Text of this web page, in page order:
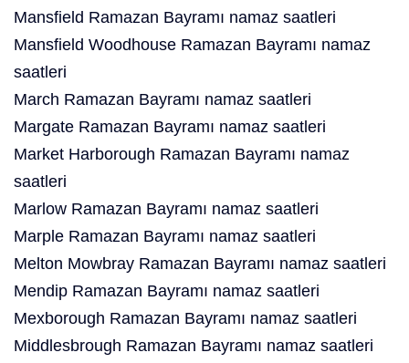
Mansfield Ramazan Bayramı namaz saatleri
Mansfield Woodhouse Ramazan Bayramı namaz
saatleri
March Ramazan Bayramı namaz saatleri
Margate Ramazan Bayramı namaz saatleri
Market Harborough Ramazan Bayramı namaz
saatleri
Marlow Ramazan Bayramı namaz saatleri
Marple Ramazan Bayramı namaz saatleri
Melton Mowbray Ramazan Bayramı namaz saatleri
Mendip Ramazan Bayramı namaz saatleri
Mexborough Ramazan Bayramı namaz saatleri
Middlesbrough Ramazan Bayramı namaz saatleri